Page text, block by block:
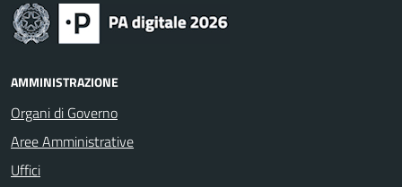
AMMINISTRAZIONE
Organi di Governo
Aree Amministrative
Uffici